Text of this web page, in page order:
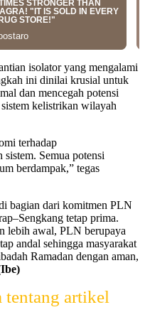
isolator yang mengalami
ini dinilai krusial untuk
dan mencegah potensi
kelistrikan wilayah
terhadap
sistem. Semua potensi
berdampak,” tegas
bagian dari komitmen PLN
tetap prima.
lebih awal, PLN berupaya
andal sehingga masyarakat
Ramadan dengan aman,
tentang artikel